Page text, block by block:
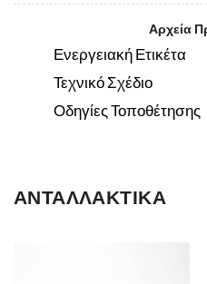
Αρχεία
Ενεργειακή Ετικέτα
Τεχνικό Σχέδιο
Οδηγίες Τοποθέτησης
ΑΝΤΑΛΛΑΚΤΙΚΆ